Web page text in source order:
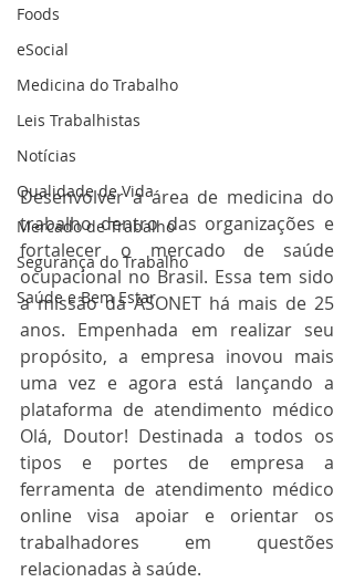
Foods
eSocial
Medicina do Trabalho
Leis Trabalhistas
Notícias
Qualidade de Vida
Mercado de Trabalho
Segurança do Trabalho
Saúde e Bem Estar
Desenvolver a área de medicina do
trabalho dentro das organizações e
fortalecer o mercado de saúde
ocupacional no Brasil. Essa tem sido
a missão da ASONET há mais de 25
anos. Empenhada em realizar seu
propósito, a empresa inovou mais
uma vez e agora está lançando a
plataforma de atendimento médico
Olá, Doutor! Destinada a todos os
tipos e portes de empresa a
ferramenta de atendimento médico
online visa apoiar e orientar os
trabalhadores em questões
relacionadas à saúde.